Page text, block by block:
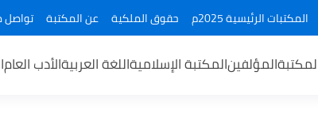
المكتبات الرئيسية 2025م حقوق الملكية عن المكتبة تواصل
المؤلفينالمكتبة الإسلاميةاللغة العربيةالأدب العام